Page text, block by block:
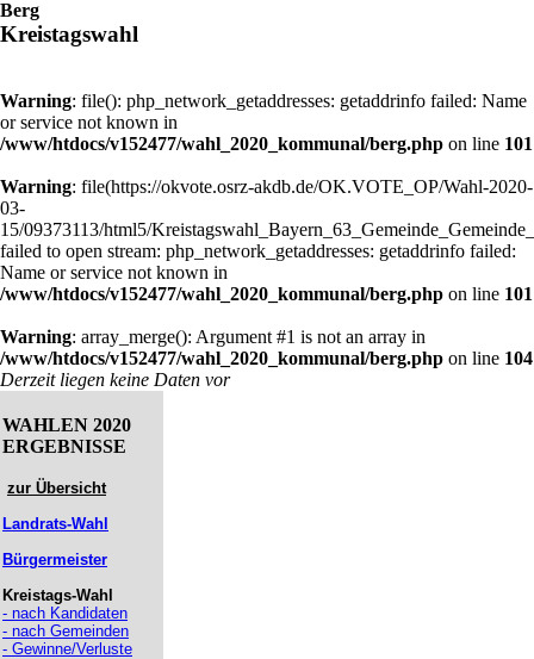
Berg
Kreistagswahl
Warning: file(): php_network_getaddresses: getaddrinfo failed: Name
or service not known in
/www/htdocs/v152477/wahl_2020_kommunal/berg.php on line 101
Warning: file(https://okvote.osrz-akdb.de/OK.VOTE_OP/Wahl-2020-
03-
15/09373113/html5/
failed to open stream: php_network_getaddresses: getaddrinfo failed:
Name or service not known in
/www/htdocs/v152477/wahl_2020_kommunal/berg.php on line 101
Warning: array_merge(): Argument #1 is not an array in
/www/htdocs/v152477/wahl_2020_kommunal/berg.php on line 104
Derzeit liegen keine Daten vor
WAHLEN 2020
ERGEBNISSE
zur Übersicht
Landrats-Wahl
Bürgermeister
Kreistags-Wahl
- nach Kandidaten
- nach Gemeinden
- Gewinne/Verluste